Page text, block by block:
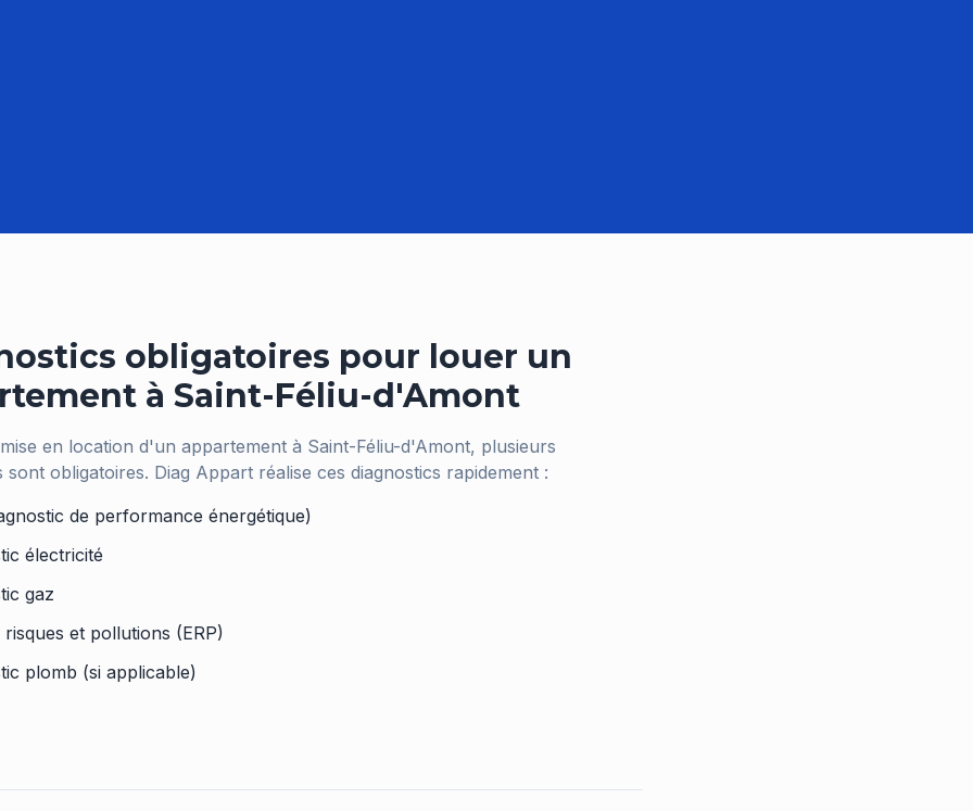
obligatoires pour louer un
à Saint-Féliu-d'Amont
en location d'un appartement à Saint-Féliu-d'Amont, plusieurs
sont obligatoires. Diag Appart réalise ces diagnostics rapidement :
de performance énergétique)
électricité
gaz
risques et pollutions (ERP)
plomb (si applicable)